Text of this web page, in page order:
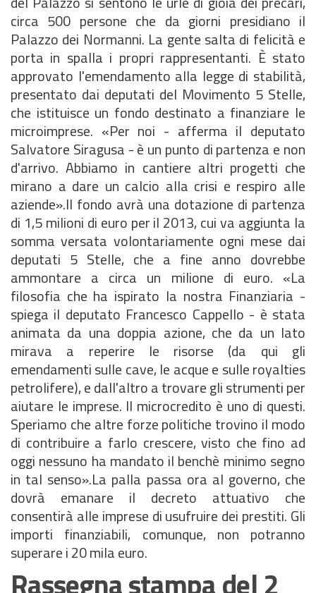
circa 500 persone che da giorni presidiano il
Palazzo dei Normanni. La gente salta di felicità e
porta in spalla i propri rappresentanti. È stato
approvato l'emendamento alla legge di stabilità,
presentato dai deputati del Movimento 5 Stelle,
che istituisce un fondo destinato a finanziare le
microimprese. «Per noi - afferma il deputato
Salvatore Siragusa - è un punto di partenza e non
d'arrivo. Abbiamo in cantiere altri progetti che
mirano a dare un calcio alla crisi e respiro alle
aziende».Il fondo avrà una dotazione di partenza
di 1,5 milioni di euro per il 2013, cui va aggiunta la
somma versata volontariamente ogni mese dai
deputati 5 Stelle, che a fine anno dovrebbe
ammontare a circa un milione di euro. «La
filosofia che ha ispirato la nostra Finanziaria -
spiega il deputato Francesco Cappello - è stata
animata da una doppia azione, che da un lato
mirava a reperire le risorse (da qui gli
emendamenti sulle cave, le acque e sulle royalties
petrolifere), e dall'altro a trovare gli strumenti per
aiutare le imprese. Il microcredito è uno di questi.
Speriamo che altre forze politiche trovino il modo
di contribuire a farlo crescere, visto che fino ad
oggi nessuno ha mandato il benchè minimo segno
in tal senso».La palla passa ora al governo, che
dovrà emanare il decreto attuativo che
consentirà alle imprese di usufruire dei prestiti. Gli
importi finanziabili, comunque, non potranno
superare i 20 mila euro.